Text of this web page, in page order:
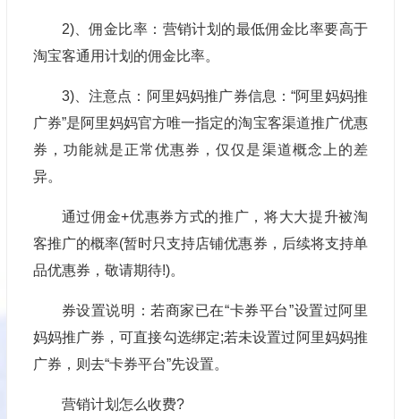
2)、佣金比率：营销计划的最低佣金比率要高于
淘宝客通用计划的佣金比率。
3)、注意点：阿里妈妈推广券信息：“阿里妈妈推
广券”是阿里妈妈官方唯一指定的淘宝客渠道推广优惠
券，功能就是正常优惠券，仅仅是渠道概念上的差
异。
通过佣金+优惠券方式的推广，将大大提升被淘
客推广的概率(暂时只支持店铺优惠券，后续将支持单
品优惠券，敬请期待!)。
券设置说明：若商家已在“卡券平台”设置过阿里
妈妈推广券，可直接勾选绑定;若未设置过阿里妈妈推
广券，则去“卡券平台”先设置。
营销计划怎么收费?